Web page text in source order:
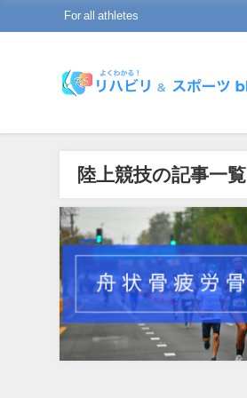
For all athletes
陸上競技の記事一覧